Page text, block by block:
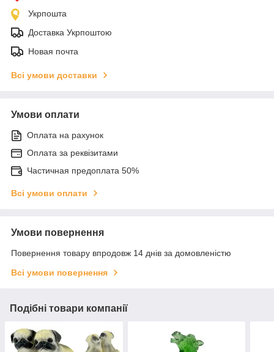
Укрпошта
Доставка Укрпоштою
Новая почта
Всі умови доставки
Умови оплати
Оплата на рахунок
Оплата за реквізитами
Частичная предоплата 50%
Всі умови оплати
Умови повернення
Повернення товару впродовж 14 днів за домовленістю
Всі умови повернення
Подібні товари компанії